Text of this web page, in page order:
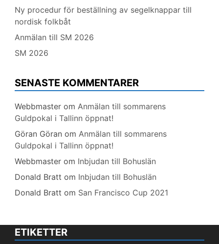
Ny procedur för beställning av segelknappar till
nordisk folkbåt
Anmälan till SM 2026
SM 2026
SENASTE KOMMENTARER
Webbmaster om Anmälan till sommarens
Guldpokal i Tallinn öppnat!
Göran Göran om Anmälan till sommarens
Guldpokal i Tallinn öppnat!
Webbmaster om Inbjudan till Bohuslän
Donald Bratt om Inbjudan till Bohuslän
Donald Bratt om San Francisco Cup 2021
ETIKETTER